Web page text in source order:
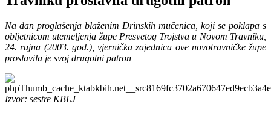
Na dan proglašenja blaženim Drinskih mučenica, koji se poklapa s
obljetnicom utemeljenja župe Presvetog Trojstva u Novom Travniku,
24. rujna (2003. god.), vjernička zajednica ove novotravničke župe
proslavila je svoj drugotni patron
Izvor: sestre KBLJ